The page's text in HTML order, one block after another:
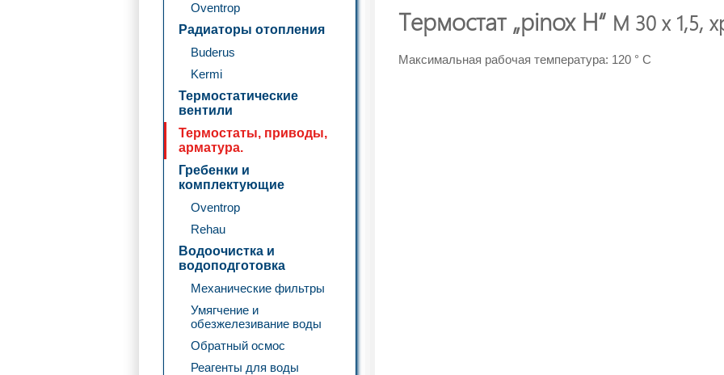
Oventrop
Радиаторы отопления
Buderus
Kermi
Термостатические
вентили
Термостаты, приводы,
арматура.
Гребенки и
комплектующие
Oventrop
Rehau
Водоочистка и
водоподготовка
Механические фильтры
Умягчение и
обезжелезивание воды
Обратный осмос
Реагенты для воды
Термостат „pinox H“ M 30 x 1,5,
Максимальная рабочая температура: 120 ° C